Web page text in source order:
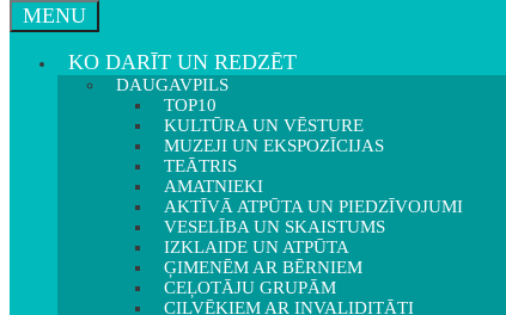
MENU
KO DARĪT UN REDZĒT
DAUGAVPILS
TOP10
KULTŪRA UN VĒSTURE
MUZEJI UN EKSPOZĪCIJAS
TEĀTRIS
AMATNIEKI
AKTĪVĀ ATPŪTA UN PIEDZĪVOJUMI
VESELĪBA UN SKAISTUMS
IZKLAIDE UN ATPŪTA
ĢIMENĒM AR BĒRNIEM
CEĻOTĀJU GRUPĀM
CILVĒKIEM AR INVALIDITĀTI